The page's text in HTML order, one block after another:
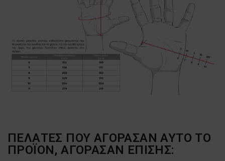
ΠΕΛΆΤΕΣ ΠΟΥ ΑΓΌΡΑΣΑΝ ΑΥΤΌ ΤΟ
ΠΡΟΪΌΝ, ΑΓΌΡΑΣΑΝ ΕΠΊΣΗΣ: